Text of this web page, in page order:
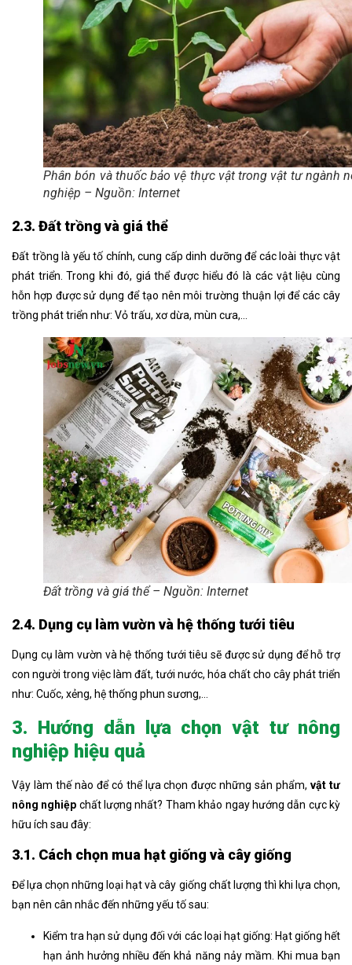
Phân bón và thuốc bảo vệ thực vật trong vật tư ngành
nghiệp – Nguồn: Internet
2.3. Đất trồng và giá thể
Đất trồng là yếu tố chính, cung cấp dinh dưỡng để các loài thực vật
phát triển. Trong khi đó, giá thể được hiểu đó là các vật liệu cùng
hỗn hợp được sử dụng để tạo nên môi trường thuận lợi để các cây
trồng phát triển như: Vỏ trấu, xơ dừa, mùn cưa,…
Đất trồng và giá thể – Nguồn: Internet
2.4. Dụng cụ làm vườn và hệ thống tưới tiêu
Dụng cụ làm vườn và hệ thống tưới tiêu sẽ được sử dụng để hỗ trợ
con người trong việc làm đất, tưới nước, hóa chất cho cây phát triển
như: Cuốc, xẻng, hệ thống phun sương,…
3. Hướng dẫn lựa chọn vật tư nông
nghiệp hiệu quả
Vậy làm thế nào để có thể lựa chọn được những sản phẩm,vật tư
nông nghiệp chất lượng nhất? Tham khảo ngay hướng dẫn cực kỳ
hữu ích sau đây:
3.1. Cách chọn mua hạt giống và cây giống
Để lựa chọn những loại hạt và cây giống chất lượng thì khi lựa chọn,
bạn nên cân nhắc đến những yếu tố sau:
Kiểm tra hạn sử dụng đối với các loại hạt giống: Hạt giống hết
hạn ảnh hưởng nhiều đến khả năng nảy mầm. Khi mua bạn